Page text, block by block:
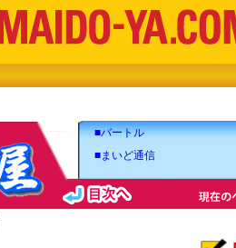
■バートル
■まいど通信